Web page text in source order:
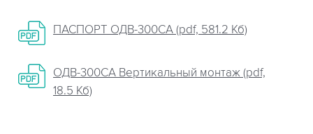
ПАСПОРТ ОДВ-300СА (pdf, 581.2 Кб)
ОДВ-300CА Вертикальный монтаж (pdf,
18.5 Кб)